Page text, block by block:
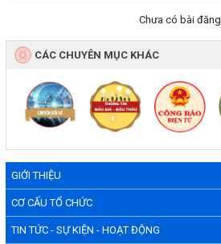
GIỚI THIỆU
CƠ CẤU TỔ CHỨC
TIN TỨC - SỰ KIỆN - HOẠT ĐỘNG
Chưa có bài đăng
CÁC CHUYÊN MỤC KHÁC